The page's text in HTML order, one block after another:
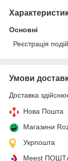
Основні
Реєстрація подій
Умови
Доставка
Нова Пошта
Магазини
Укрпошта
Meest